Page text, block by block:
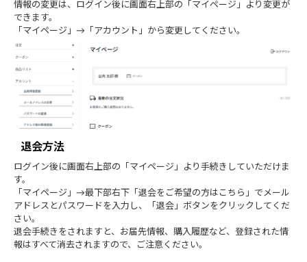
情報の変更は、ログイン後に画面右上部の「マイページ」より変更が
できます。
「マイページ」→「アカウント」から変更してください。
退会方法
ログイン後に画面右上部の「マイページ」より手続きしていただけま
す。
「マイページ」→最下部右下「退会をご希望の方はこちら」でメール
アドレスとパスワードを入力し、「退会」ボタンをクリックしてくだ
さい。
退会手続きをされますと、お届先情報、購入履歴など、登録された情
報はすべて消去されますので、ご注意ください。